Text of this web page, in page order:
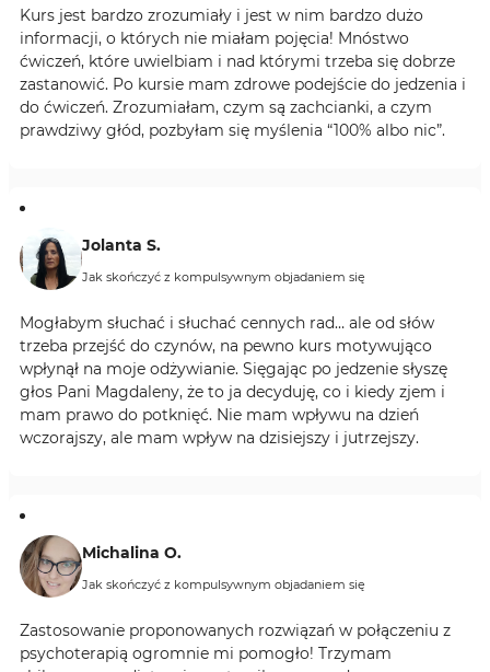
Kurs jest bardzo zrozumiały i jest w nim bardzo dużo
informacji, o których nie miałam pojęcia! Mnóstwo
ćwiczeń, które uwielbiam i nad którymi trzeba się dobrze
zastanowić. Po kursie mam zdrowe podejście do jedzenia i
do ćwiczeń. Zrozumiałam, czym są zachcianki, a czym
prawdziwy głód, pozbyłam się myślenia “100% albo nic”.
Jolanta S.
Jak skończyć z kompulsywnym objadaniem się
Mogłabym słuchać i słuchać cennych rad… ale od słów
trzeba przejść do czynów, na pewno kurs motywująco
wpłynął na moje odżywianie. Sięgając po jedzenie słyszę
głos Pani Magdaleny, że to ja decyduję, co i kiedy zjem i
mam prawo do potknięć. Nie mam wpływu na dzień
wczorajszy, ale mam wpływ na dzisiejszy i jutrzejszy.
Michalina O.
Jak skończyć z kompulsywnym objadaniem się
Zastosowanie proponowanych rozwiązań w połączeniu z
psychoterapią ogromnie mi pomogło! Trzymam